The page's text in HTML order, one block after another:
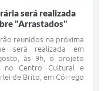
será realizada
"Arrastados"
reunidos na próxima
será realizada em
às 9h, o projeto
no Centro Cultural e
de Brito, em Córrego